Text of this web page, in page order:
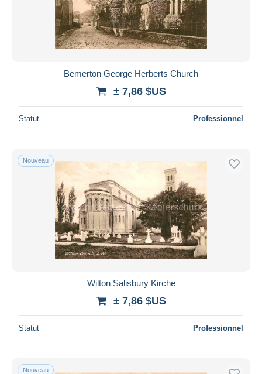
Appliquer
Bemerton George Herberts Church
± 7,86 $US
Statut Professionnel
Nouveau
Wilton Salisbury Kirche
± 7,86 $US
Statut Professionnel
Nouveau